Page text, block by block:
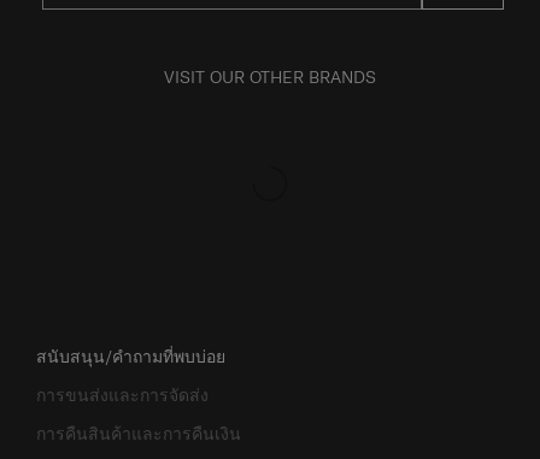
VISIT OUR OTHER BRANDS
สนับสนุน/คำถามที่พบบ่อย
การขนส่งและการจัดส่ง
การคืนสินค้าและการคืนเงิน